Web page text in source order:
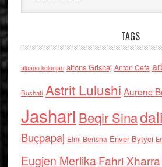
TAGS
albano kolonjari alfons Grishaj Anton Cefa
Bushati Astrit Lulushi Aurenc
Jashari Beqir Sina
Buçpapaj Elmi Berisha Enver Bytyci
Eugjen MerlikaFahri Xharra